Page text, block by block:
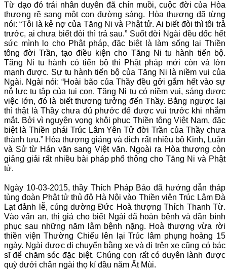
Từ dạo đó trái nhân duyên đã chín muồi, cuộc đời của Hòa
thượng rẽ sang một con đường sáng. Hòa thượng đã từng
nói: “Tôi là kẻ nợ của Tăng Ni và Phật tử. Ai biết đòi thì tôi trả
trước, ai chưa biết đòi thì trả sau.” Suốt đời Ngài đều dốc hết
sức mình lo cho Phật pháp, đặc biệt là làm sống lại Thiền
tông đời Trần, tạo điều kiện cho Tăng Ni tu hành tiến bộ.
Tăng Ni tu hành có tiến bộ thì Phật pháp mới còn và lớn
mạnh được. Sự tu hành tiến bộ của Tăng Ni là niềm vui của
Ngài. Ngài nói: “Hoài bão của Thầy đều gởi gắm hết vào sự
nỗ lực tu tập của tụi con. Tăng Ni tu có niềm vui, sáng được
việc lớn, đó là biết thương tưởng đến Thầy. Bằng ngược lại
thì thật là Thầy chưa đủ phước để được vui trước khi nhắm
mắt. Bởi vì nguyện vọng khôi phục Thiền tông Việt Nam, đặc
biệt là Thiền phái Trúc Lâm Yên Tử đời Trần của Thầy chưa
thành tựu.” Hòa thượng giảng và dịch rất nhiều bộ Kinh, Luận
và Sử từ Hán văn sang Việt văn. Ngoài ra Hòa thượng còn
giảng giải rất nhiều bài pháp phổ thông cho Tăng Ni và Phật
tử.
Ngày 10-03-2015, thầy Thích Pháp Bảo đã hướng dẫn tháp
tùng đoàn Phật tử thủ đô Hà Nội vào Thiền viện Trúc Lâm Đà
Lạt đảnh lễ, cúng dường Đức Hoà thượng Thích Thanh Từ.
Vào vấn an, thị giả cho biết Ngài đã hoàn bệnh và dần bình
phục sau những năm lâm bệnh nặng. Hoà thượng vừa rời
thiền viện Thường Chiếu lên lại Trúc lâm phụng hoàng 15
ngày. Ngài được di chuyển bằng xe và đi trên xe cũng có bác
sĩ để chăm sóc đặc biệt. Chúng con rất có duyên lành được
quỳ dưới chân ngài thọ kí đầu năm Ất Mùi.